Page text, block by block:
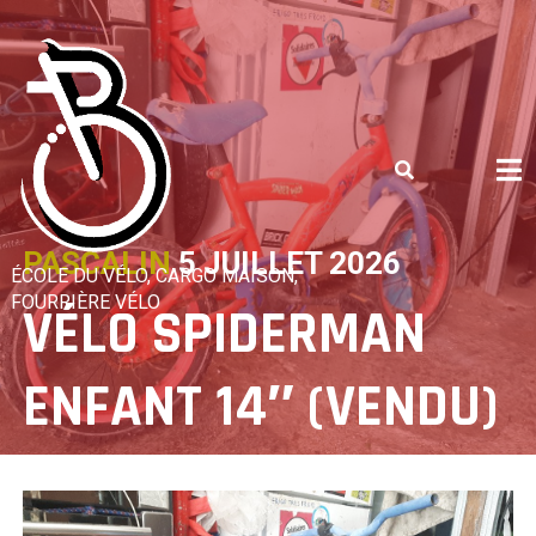
Skip
to
content
ÉCOLE DU VÉLO, CARGO MAISON,
FOURRIÈRE VÉLO
PASCALIN 5 JUILLET 2026
VÉLO SPIDERMAN
ENFANT 14″ (VENDU)